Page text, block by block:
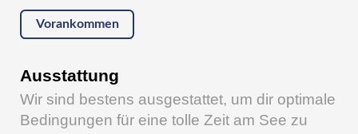
Vorankommen
Ausstattung
Wir sind bestens ausgestattet, um dir optimale
Bedingungen für eine tolle Zeit am See zu